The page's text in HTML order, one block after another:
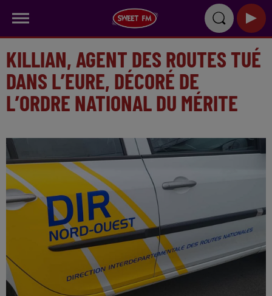
KILLIAN, AGENT DES ROUTES TUÉ
DANS L’EURE, DÉCORÉ DE
L’ORDRE NATIONAL DU MÉRITE